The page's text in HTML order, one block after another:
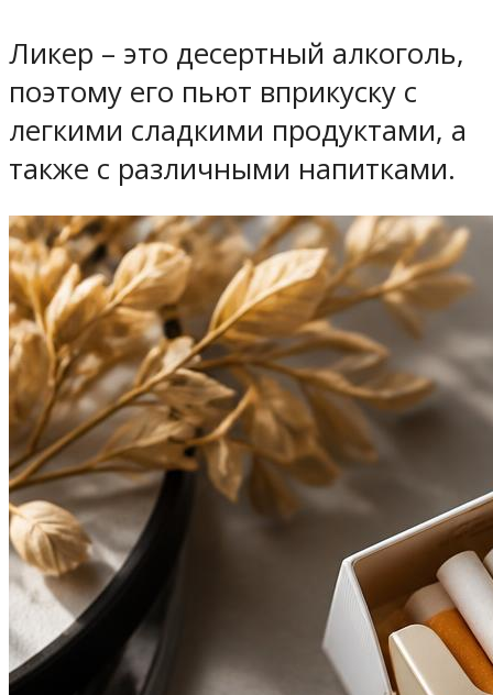
Ликер – это десертный алкоголь,
поэтому его пьют вприкуску с
легкими сладкими продуктами, а
также с различными напитками.